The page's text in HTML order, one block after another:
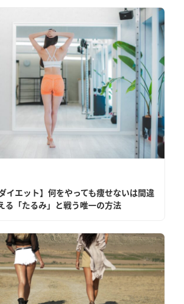
イエット】何をやっても痩せないは間違
る「たるみ」と戦う唯一の方法